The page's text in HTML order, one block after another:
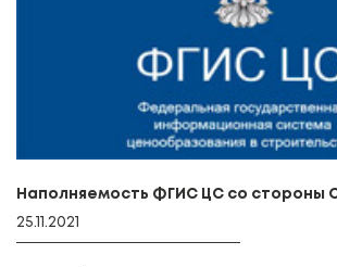
Наполняемость ФГИС ЦС со стороны
25.11.2021